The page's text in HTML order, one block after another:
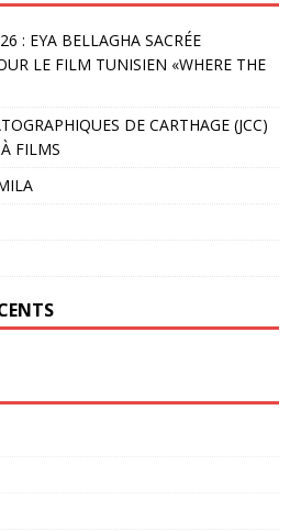
: EYA BELLAGHA SACRÉE
LE FILM TUNISIEN «WHERE THE
DE CARTHAGE (JCC)
FILMS